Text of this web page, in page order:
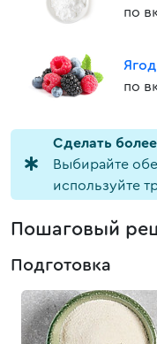
по
по
Cделать
Выбирайте
используйте
Пошаговый
Подготовка